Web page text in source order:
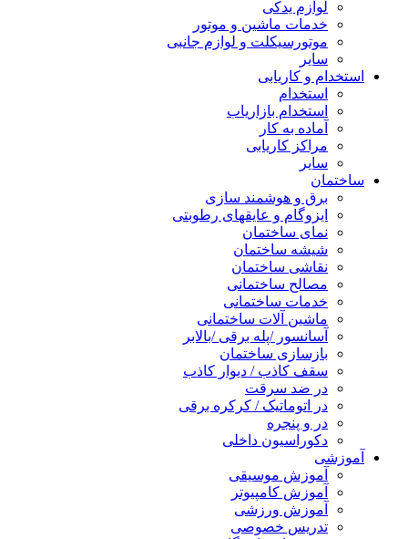
لوازم یدکی
خدمات ماشین و موتور
موتورسیکلت و لوازم جانبی
سایر
استخدام و کاریابی
استخدام
استخدام بازاریاب
آماده به کار
مراکز کاریابی
سایر
ساختمان
برق و هوشمند سازی
ایزوگام و عایقهای رطوبتی
نمای ساختمان
شیشه ساختمان
نقاشی ساختمان
مصالح ساختمانی
خدمات ساختمانی
ماشین آلات ساختمانی
آسانسور /پله برقی /بالابر
بازسازی ساختمان
سقف کاذب / دیوار کاذب
در ضد سرقت
در اتوماتیک / کرکره برقی
در و پنجره
دکوراسیون داخلی
آموزشی
آموزش موسیقی
آموزش کامپیوتر
آموزش ورزشی
تدریس خصوصی